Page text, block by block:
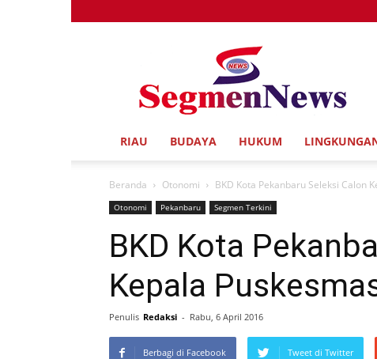
RIAU BUDAYA HUKUM
Beranda Otonomi BKD Kota Pekanbaru Seleksi Calon
Otonomi Pekanbaru Segmen Terkini
BKD Kota
Kepala
Penulis Redaksi - Rabu, 6 April 2016
Berbagi di Facebook Tweet di Twitter